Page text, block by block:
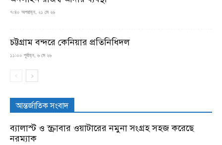
৭:৪০ অপরাহ্ন, ২১ মে ২৬
চট্টগ্রাম বন্দরে কেনিয়ার প্রতিনিধিদল
১১:০০ পূর্বাহ্ন, ৬ মে ২৬
আন্তর্জাতিক সংবাদ
ব্যালাস্ট ও স্ক্রাবার ওয়াটারের নমুনা সংগ্রহ সহজ করেছে
নরম্যাক